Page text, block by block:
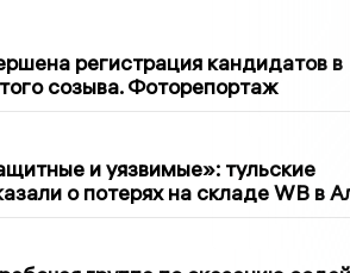
регистрация кандидатов в
созыва. Фоторепортаж
и уязвимые»: тульские
о потерях на складе WB в